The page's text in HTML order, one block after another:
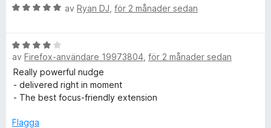
c
k
e
r
a
t
a
v
5
B
y
g
s
a
t
5
av Ryan DJ för 2 månader sedan
B
e
t
y
g
a
av Firefox-användare 19973804 för 2 månader sedan
Really powerful nudge
- delivered right in moment
- The best focus-friendly extension
Flagga